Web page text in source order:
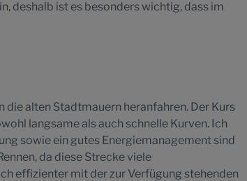
deshalb ist es besonders wichtig, dass im
die alten Stadtmauern heranfahren. Der Kurs
langsame als auch schnelle Kurven. Ich
sowie ein gutes Energiemanagement sind
da diese Strecke viele
effizienter mit der zur Verfügung stehenden